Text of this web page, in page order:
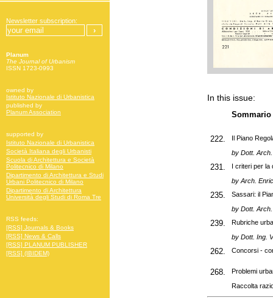
In this issue:
Sommario
222.
Il Piano
by Dott.
231.
I criteri per la
by Arch.
235.
Sassari: il
by Dott.
239.
Rubriche
by Dott. Ing.
262. Concorsi -
268.
Problemi
Raccolta
Newsletter subscription:
Planum
The Journal of Urbanism
ISSN 1723-0993
owned by
Istituto Nazionale di Urbanistica
published by
Planum Association
supported by
Istituto Nazionale di Urbanistica
Società Italiana degli Urbanisti
Scuola di Architettura e Società
Politecnico di Milano
Dipartimento di Architettura e Studi
Urbani Politecnico di Milano
Dipartimento di Architettura
Università degli Studi di Roma Tre
RSS feeds:
[RSS] Journals & Books
[RSS] News & Calls
[RSS] PLANUM PUBLISHER
[RSS] (IBIDEM)